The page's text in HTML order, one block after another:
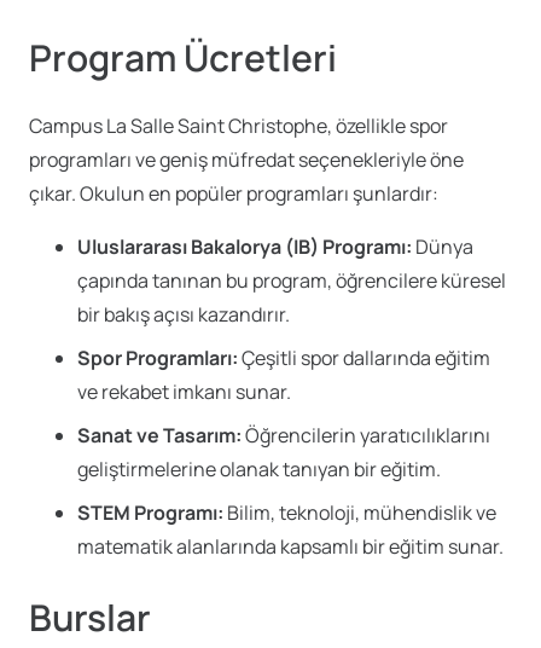
Program Ücretleri
Campus La Salle Saint Christophe, özellikle spor
programları ve geniş müfredat seçenekleriyle öne
çıkar. Okulun en popüler programları şunlardır:
Uluslararası Bakalorya (IB) Programı: Dünya
çapında tanınan bu program, öğrencilere küresel
bir bakış açısı kazandırır.
Spor Programları:Çeşitli spor dallarında eğitim
ve rekabet imkanı sunar.
Sanat ve Tasarım:Öğrencilerin yaratıcılıklarını
geliştirmelerine olanak tanıyan bir eğitim.
STEM Programı: Bilim, teknoloji, mühendislik ve
matematik alanlarında kapsamlı bir eğitim sunar.
Burslar